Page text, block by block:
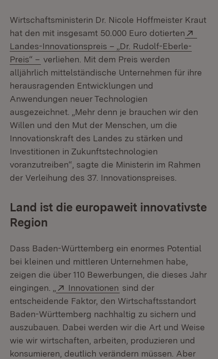
Wirtschaftsministerin Dr. Nicole Hoffmeister Kraut
hat den mit insgesamt 50.000 Euro dotierten
Landes-Innovationspreis – „Dr. Rudolf-Eberle-
Preis“ – (Öffnet in neuem Fenster)
verliehen. Mit dem Preis werden
alljährlich mittelständische Unternehmen für ihre
herausragenden Entwicklungen und
Anwendungen neuer Technologien
ausgezeichnet. „Mehr denn je brauchen wir den
Willen und den Mut der Menschen, um die
Innovationskraft des Landes zu stärken und
Investitionen in Zukunftstechnologien
voranzutreiben“, sagte die Ministerin im Rahmen
der Verleihung des 37. Innovationspreises.
Land ist die europaweit innovativste
Region
Dass Baden-Württemberg ein enormes Potential
bei kleinen und mittleren Unternehmen habe,
zeigen die über 110 Bewerbungen, die dieses Jahr
eingingen. „
Extern:
Innovationen (Öffnet in neuem
sind der
entscheidende Faktor, den Wirtschaftsstandort
Baden-Württemberg nachhaltig zu sichern und
auszubauen. Dabei werden wir die Art und Weise
wie wir wirtschaften, arbeiten, produzieren und
konsumieren, deutlich verändern müssen. Aber